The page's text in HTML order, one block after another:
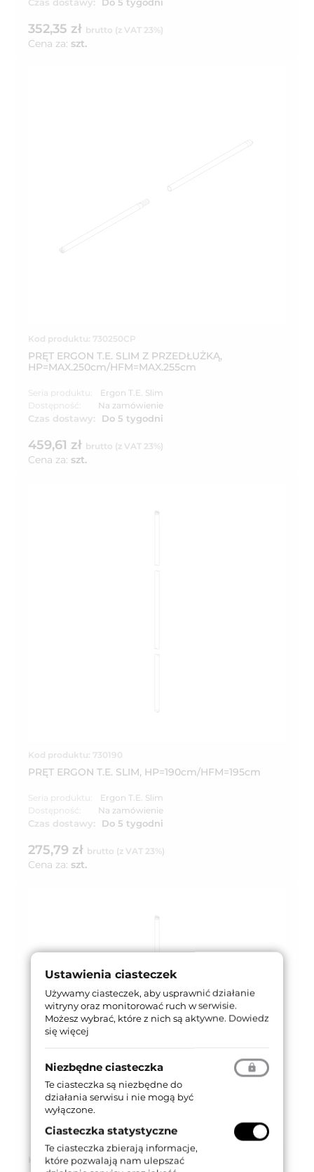
352,35 zł brutto (z VAT 23%)
Cena za: szt.
Kod produktu: 730250CP
PRĘT ERGON T.E. SLIM Z PRZEDŁUŻKĄ,
HP=MAX.250cm/HFM=MAX.255cm
Seria produktu:
Ergon T.E. Slim
Dostępność:
Na zamówienie
Czas dostawy: Do 5 tygodni
459,61 zł brutto (z VAT 23%)
Cena za: szt.
Kod produktu: 730190
PRĘT ERGON T.E. SLIM, HP=190cm/HFM=195cm
Seria produktu:
Ergon T.E. Slim
Dostępność:
Na zamówienie
Czas dostawy: Do 5 tygodni
275,79 zł brutto (z VAT 23%)
Cena za: szt.
Kod produktu: 730195
Ustawienia ciasteczek
Używamy ciasteczek, aby usprawnić działanie
witryny oraz monitorować ruch w serwisie.
Możesz wybrać, które z nich są aktywne. Dowiedz
się więcej
Niezbędne ciasteczka
Te ciasteczka są niezbędne do
działania serwisu i nie mogą być
wyłączone.
Ciasteczka statystyczne
Te ciasteczka zbierają informacje,
które pozwalają nam ulepszać